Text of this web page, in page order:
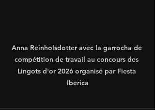
Anna Reinholsdotter avec la garrocha de
compétition de travail au concours des
Lingots d'or 2026 organisé par Fiesta
Iberica